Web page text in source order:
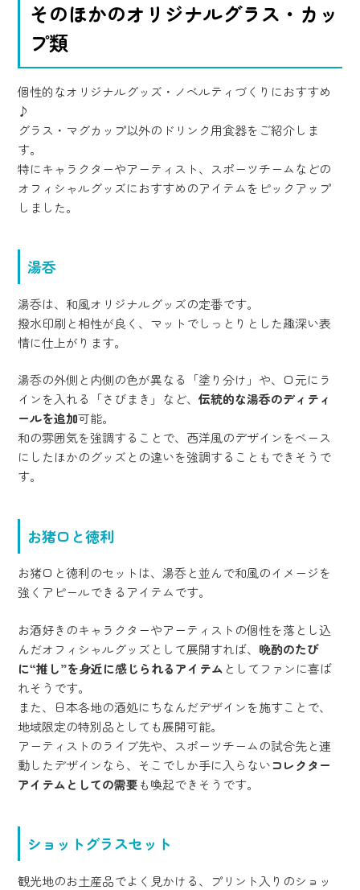
そのほかのオリジナルグラス・カッ
プ類
個性的なオリジナルグッズ・ノベルティづくりにおすすめ
♪
グラス・マグカップ以外のドリンク用食器をご紹介しま
す。
特にキャラクターやアーティスト、スポーツチームなどの
オフィシャルグッズにおすすめのアイテムをピックアップ
しました。
湯呑
湯呑は、和風オリジナルグッズの定番です。
撥水印刷と相性が良く、マットでしっとりとした趣深い表
情に仕上がります。
湯呑の外側と内側の色が異なる「塗り分け」や、口元にラ
インを入れる「さびまき」など、伝統的な湯呑のディティ
ールを追加可能。
和の雰囲気を強調することで、西洋風のデザインをベース
にしたほかのグッズとの違いを強調することもできそうで
す。
お猪口と徳利
お猪口と徳利のセットは、湯呑と並んで和風のイメージを
強くアピールできるアイテムです。
お酒好きのキャラクターやアーティストの個性を落とし込
んだオフィシャルグッズとして展開すれば、 晩酌のたび
に“推し”を身近に感じられるアイテム としてファンに喜ば
れそうです。
また、日本各地の酒処にちなんだデザインを施すことで、
地域限定の特別品としても展開可能。
アーティストのライブ先や、スポーツチームの試合先と連
動したデザインなら、そこでしか手に入らないコレクター
アイテムとしての需要も喚起できそうです。
ショットグラスセット
観光地のお土産品でよく見かける、プリント入りのショッ